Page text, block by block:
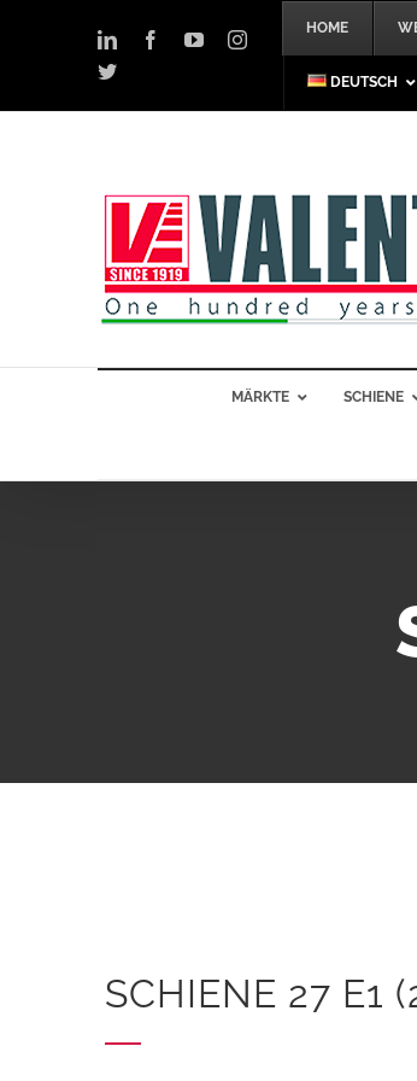
LinkedInFacebookYouTubeInstagram
Twitter
HOME
DEUTSCH
MÄRKTE SCHIENE
SCHIENE 27 E1